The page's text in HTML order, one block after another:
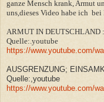
ganze Mensch krank, Armut
uns,dieses Video habe ich bei
ARMUT IN DEUTSCHLAND
Quelle:.youtube
https://www.youtube.com/
AUSGRENZUNG;
Quelle:,youtube
https://www.youtube.com/